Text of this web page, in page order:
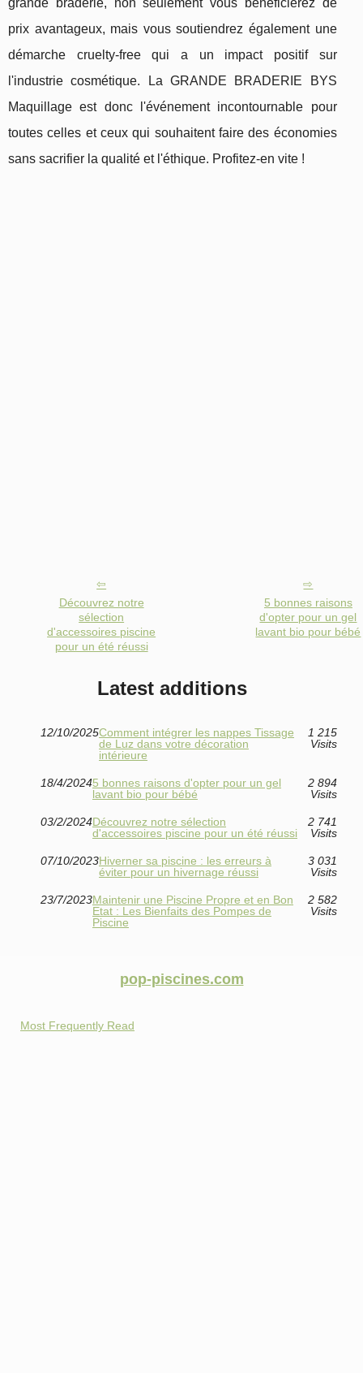
prix avantageux, mais vous soutiendrez également une
démarche cruelty-free qui a un impact positif sur
l'industrie cosmétique. La GRANDE BRADERIE BYS
Maquillage est donc l'événement incontournable pour
toutes celles et ceux qui souhaitent faire des économies
sans sacrifier la qualité et l'éthique. Profitez-en vite !
Découvrez notre
sélection
d'accessoires piscine
pour un été réussi
5 bonnes raisons
d'opter pour un gel
lavant bio pour bébé
Latest additions
12/10/2025Comment intégrer les nappes Tissage
de Luz dans votre décoration
intérieure
1 215
Visits
18/4/20245 bonnes raisons d'opter pour un gel
lavant bio pour bébé
2 894
Visits
03/2/2024Découvrez notre sélection
d'accessoires piscine pour un été réussi
2 741
Visits
07/10/2023Hiverner sa piscine : les erreurs à
éviter pour un hivernage réussi
3 031
Visits
23/7/2023Maintenir une Piscine Propre et en Bon
Etat : Les Bienfaits des Pompes de
Piscine
2 582
Visits
pop-piscines.com
Most Frequently Read